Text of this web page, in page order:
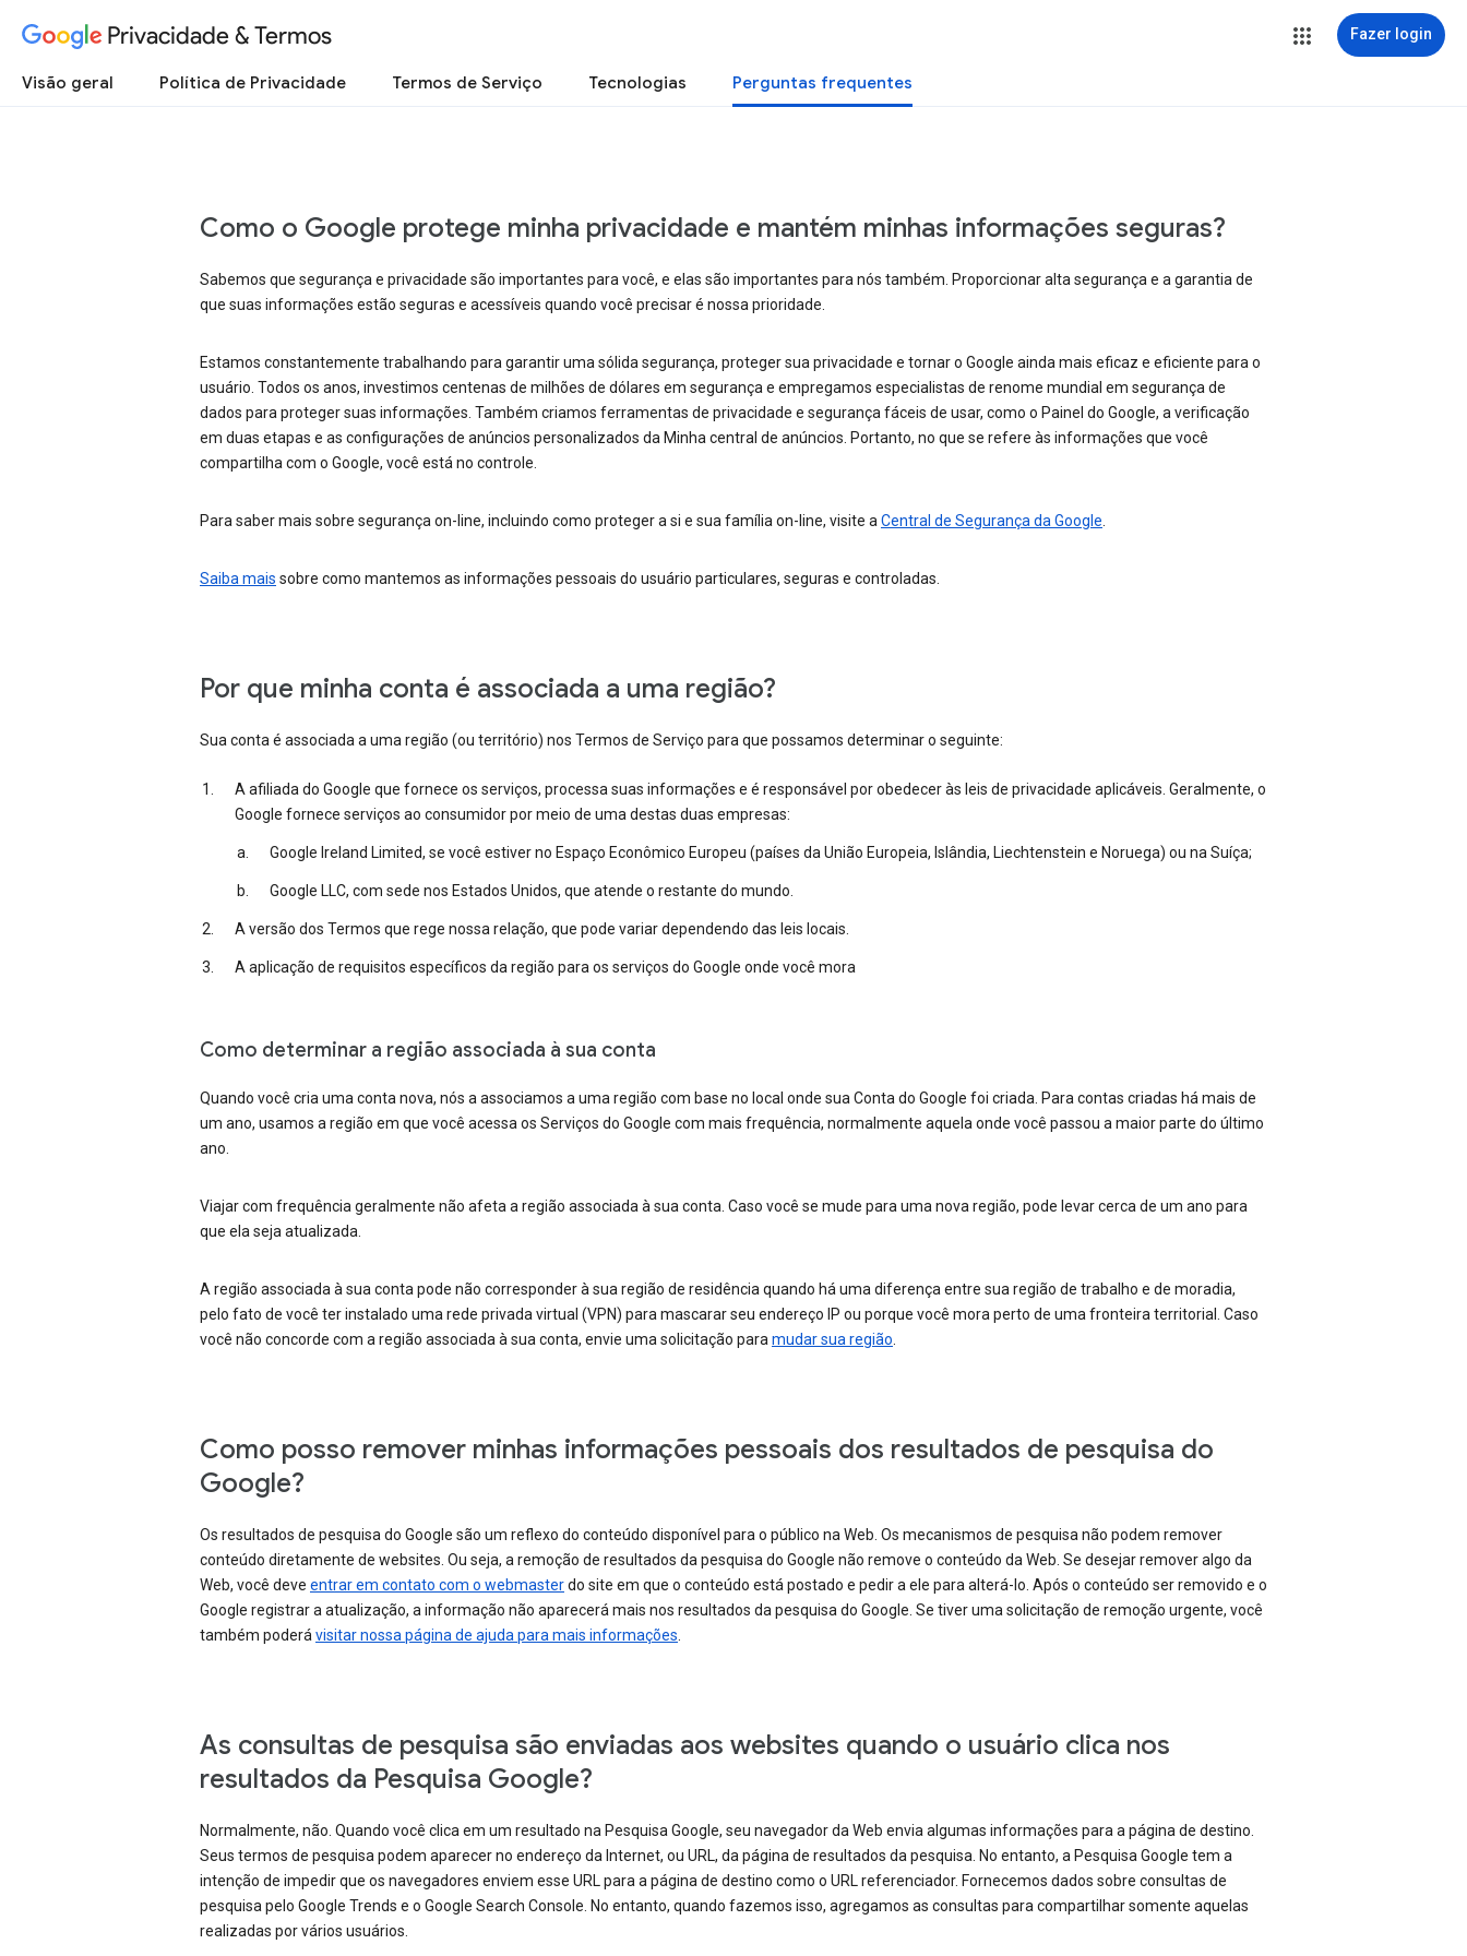
Privacidade & Termos Fazer login
Visão geral Política de Privacidade Termos de Serviço Tecnologias Perguntas frequentes
Como o Google protege minha privacidade e mantém minhas informações seguras?
Sabemos que segurança e privacidade são importantes para você, e elas são importantes para nós também. Proporcionar alta segurança e a garantia de
que suas informações estão seguras e acessíveis quando você precisar é nossa prioridade.
Estamos constantemente trabalhando para garantir uma sólida segurança, proteger sua privacidade e tornar o Google ainda mais eficaz e eficiente para o
usuário. Todos os anos, investimos centenas de milhões de dólares em segurança e empregamos especialistas de renome mundial em segurança de
dados para proteger suas informações. Também criamos ferramentas de privacidade e segurança fáceis de usar, como o Painel do Google, a verificação
em duas etapas e as configurações de anúncios personalizados da Minha central de anúncios. Portanto, no que se refere às informações que você
compartilha com o Google, você está no controle.
Para saber mais sobre segurança on-line, incluindo como proteger a si e sua família on-line, visite a Central de Segurança da Google
Saiba mais sobre como mantemos as informações pessoais do usuário particulares, seguras e controladas.
Por que minha conta é associada a uma região?
Sua conta é associada a uma região (ou território) nos Termos de Serviço para que possamos determinar o seguinte:
A afiliada do Google que fornece os serviços, processa suas informações e é responsável por obedecer às leis de privacidade aplicáveis. Geralmente, o
Google fornece serviços ao consumidor por meio de uma destas duas empresas:
Google Ireland Limited, se você estiver no Espaço Econômico Europeu (países da União Europeia, Islândia, Liechtenstein e Noruega) ou na Suíça;
Google LLC, com sede nos Estados Unidos, que atende o restante do mundo.
A versão dos Termos que rege nossa relação, que pode variar dependendo das leis locais.
A aplicação de requisitos específicos da região para os serviços do Google onde você mora
Como determinar a região associada à sua conta
Quando você cria uma conta nova, nós a associamos a uma região com base no local onde sua Conta do Google foi criada. Para contas criadas há mais de
um ano, usamos a região em que você acessa os Serviços do Google com mais frequência, normalmente aquela onde você passou a maior parte do último
ano.
Viajar com frequência geralmente não afeta a região associada à sua conta. Caso você se mude para uma nova região, pode levar cerca de um ano para
que ela seja atualizada.
A região associada à sua conta pode não corresponder à sua região de residência quando há uma diferença entre sua região de trabalho e de moradia,
pelo fato de você ter instalado uma rede privada virtual (VPN) para mascarar seu endereço IP ou porque você mora perto de uma fronteira territorial. Caso
você não concorde com a região associada à sua conta, envie uma solicitação para mudar sua região
Como posso remover minhas informações pessoais dos resultados de pesquisa do
Google?
Os resultados de pesquisa do Google são um reflexo do conteúdo disponível para o público na Web. Os mecanismos de pesquisa não podem remover
conteúdo diretamente de websites. Ou seja, a remoção de resultados da pesquisa do Google não remove o conteúdo da Web. Se desejar remover algo da
Web, você deve entrar em contato com o webmasterdo site em que o conteúdo está postado e pedir a ele para alterá-lo. Após o conteúdo ser removido e o
Google registrar a atualização, a informação não aparecerá mais nos resultados da pesquisa do Google. Se tiver uma solicitação de remoção urgente, você
também poderá visitar nossa página de ajuda para mais informações
As consultas de pesquisa são enviadas aos websites quando o usuário clica nos
resultados da Pesquisa Google?
Normalmente, não. Quando você clica em um resultado na Pesquisa Google, seu navegador da Web envia algumas informações para a página de destino.
Seus termos de pesquisa podem aparecer no endereço da Internet, ou URL, da página de resultados da pesquisa. No entanto, a Pesquisa Google tem a
intenção de impedir que os navegadores enviem esse URL para a página de destino como o URL referenciador. Fornecemos dados sobre consultas de
pesquisa pelo Google Trends e o Google Search Console. No entanto, quando fazemos isso, agregamos as consultas para compartilhar somente aquelas
realizadas por vários usuários.